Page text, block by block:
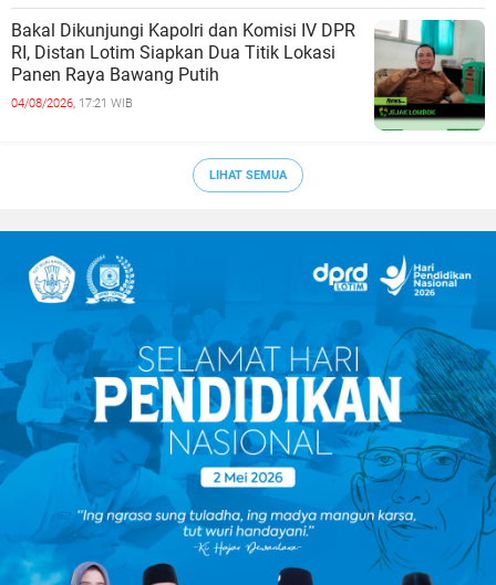
Bakal Dikunjungi Kapolri dan Komisi IV DPR
RI, Distan Lotim Siapkan Dua Titik Lokasi
Panen Raya Bawang Putih
04/08/2026, 17:21 WIB
LIHAT SEMUA